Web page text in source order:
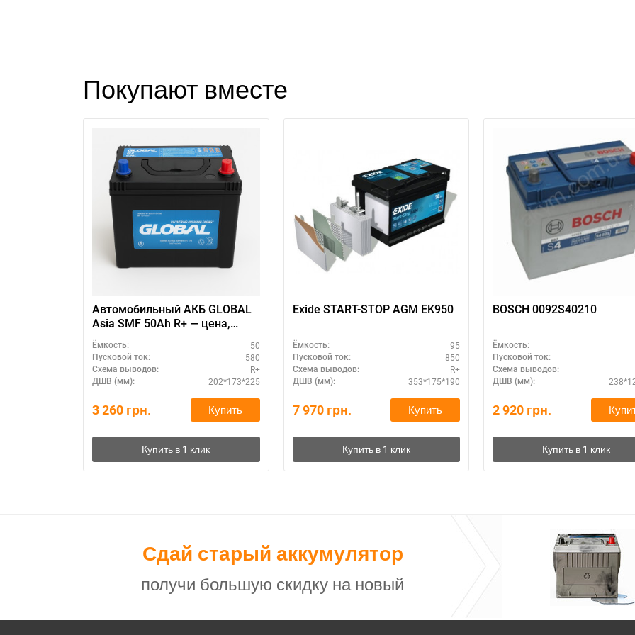
Покупают вместе
Автомобильный АКБ GLOBAL
Asia SMF 50Ah R+ — цена,
гарантия
Ёмкость: 50
Пусковой ток: 580
Схема выводов: R+
ДШВ (мм): 202*173*225
3 260 грн. Купить
Exide START-STOP AGM EK950
Ёмкость: 95
Пусковой ток: 850
Схема выводов: R+
ДШВ (мм): 353*175*190
7 970 грн. Купить
BOSCH 0092S40210
Ёмкость:
Пусковой ток:
Схема выводов:
ДШВ (мм):
2 920 грн.
Сдай старый аккумулятор
получи большую скидку на новый